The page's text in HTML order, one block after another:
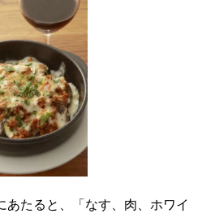
あたると、「なす、肉、ホワイ